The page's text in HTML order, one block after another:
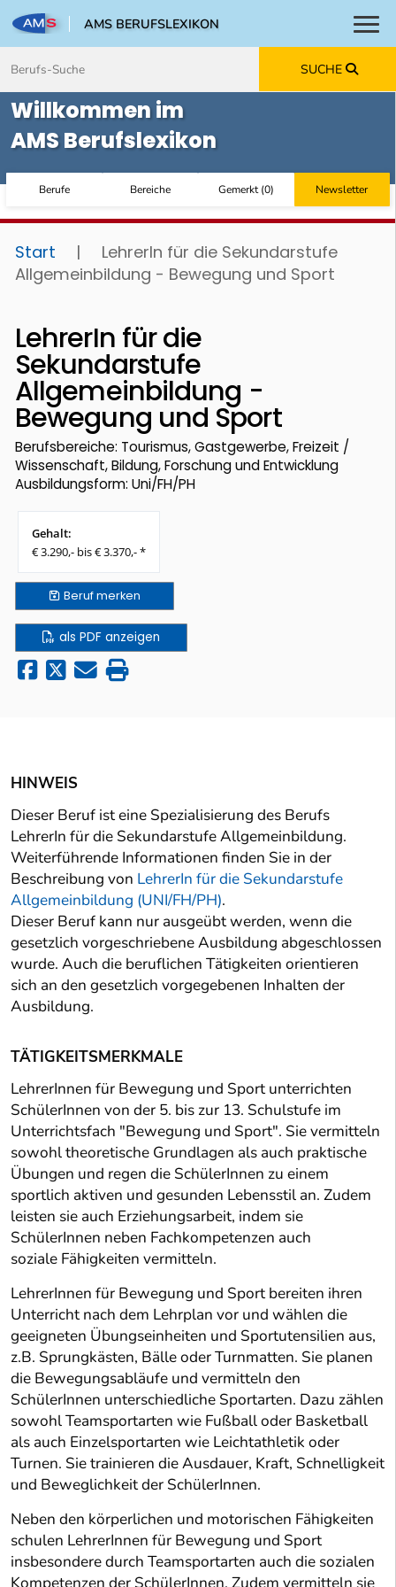
AMS BERUFSLEXIKON
SUCHE
Willkommen im
AMS Berufslexikon
Berufe Bereiche Gemerkt(0) Newsletter
Start |
LehrerIn für die Sekundarstufe
Allgemeinbildung - Bewegung und Sport
LehrerIn für die
Sekundarstufe
Allgemeinbildung -
Bewegung und Sport
Berufsbereiche: Tourismus, Gastgewerbe, Freizeit /
Wissenschaft, Bildung, Forschung und Entwicklung
Ausbildungsform: Uni/FH/PH
Gehalt:
€ 3.290,- bis € 3.370,- *
Berufmerken
als PDF anzeigen
HINWEIS
Dieser Beruf ist eine Spezialisierung des Berufs
LehrerIn für die Sekundarstufe Allgemeinbildung.
Weiterführende Informationen finden Sie in der
Beschreibung von LehrerIn für die Sekundarstufe
Allgemeinbildung (UNI/FH/PH).
Dieser Beruf kann nur ausgeübt werden, wenn die
gesetzlich vorgeschriebene Ausbildung abgeschlossen
wurde. Auch die beruflichen Tätigkeiten orientieren
sich an den gesetzlich vorgegebenen Inhalten der
Ausbildung.
TÄTIGKEITSMERKMALE
LehrerInnen für Bewegung und Sport unterrichten
SchülerInnen von der 5. bis zur 13. Schulstufe im
Unterrichtsfach "Bewegung und Sport". Sie vermitteln
sowohl theoretische Grundlagen als auch praktische
Übungen und regen die SchülerInnen zu einem
sportlich aktiven und gesunden Lebensstil an. Zudem
leisten sie auch Erziehungsarbeit, indem sie
SchülerInnen neben Fachkompetenzen auch
soziale Fähigkeiten vermitteln.
LehrerInnen für Bewegung und Sport bereiten ihren
Unterricht nach dem Lehrplan vor und wählen die
geeigneten Übungseinheiten und Sportutensilien aus,
z.B. Sprungkästen, Bälle oder Turnmatten. Sie planen
die Bewegungsabläufe und vermitteln den
SchülerInnen unterschiedliche Sportarten. Dazu zählen
sowohl Teamsportarten wie Fußball oder Basketball
als auch Einzelsportarten wie Leichtathletik oder
Turnen. Sie trainieren die Ausdauer, Kraft, Schnelligkeit
und Beweglichkeit der SchülerInnen.
Neben den körperlichen und motorischen Fähigkeiten
schulen LehrerInnen für Bewegung und Sport
insbesondere durch Teamsportarten auch die sozialen